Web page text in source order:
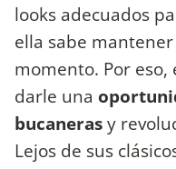
looks adecuados
ella sabe
momento. Por
darle una
bucanerasy
Lejos de sus